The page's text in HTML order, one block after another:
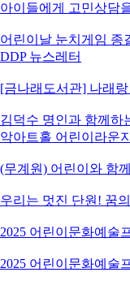
아이들에게 고민상담
어린이날 눈치게임 종
DDP 뉴스레터
[금나래도서관] 나래
김덕수 명인과 함께하
악아트홀 어린이라운지
(무계원) 어린이와 함
우리는 멋진 단원! 꿈
2025 어린이문화예술
2025 어린이문화예술